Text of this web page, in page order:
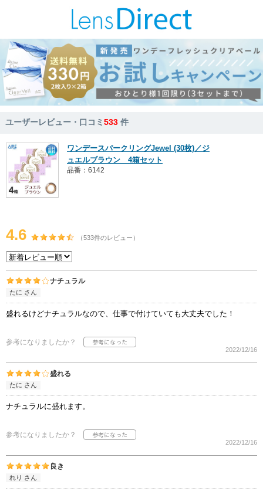
ユーザーレビュー・口コミ533 件
ワンデースパークリングJewel (30枚)／ジ
ュエルブラウン 4箱セット
品番：6142
4.6 （533件のレビュー）
ナチュラル
たに さん
盛れるけどナチュラルなので、仕事で付けていても大丈夫でした！
参考になりましたか？
2022/12/16
盛れる
たに さん
ナチュラルに盛れます。
参考になりましたか？
2022/12/16
良き
れり さん